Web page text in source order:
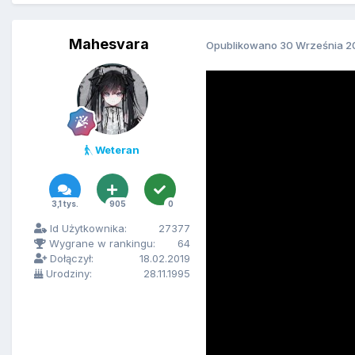
Mahesvara
Weteran
3,1 tys. 905 0
Id Użytkownika:
27377
Wygrane w rankingu:
64
Dołączył:
18.02.2019
Urodziny:
28.11.1995
Opublikowano 30 Września